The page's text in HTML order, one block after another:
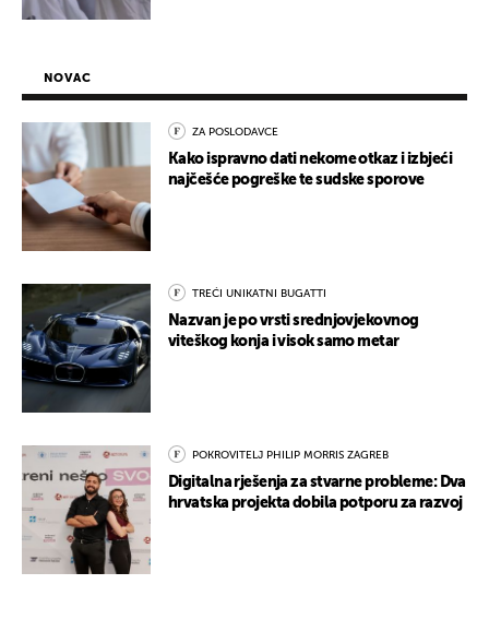
NOVAC
ZA POSLODAVCE
Kako ispravno dati nekome otkaz i izbjeći
najčešće pogreške te sudske sporove
TREĆI UNIKATNI BUGATTI
Nazvan je po vrsti srednjovjekovnog
viteškog konja i visok samo metar
POKROVITELJ PHILIP MORRIS ZAGREB
Digitalna rješenja za stvarne probleme: Dva
hrvatska projekta dobila potporu za razvoj